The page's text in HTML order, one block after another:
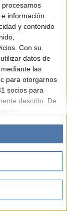
procesamos
información
y contenido
Con su
datos de
las
para otorgarnos
socios para
descrito. De
su
datos
pero usted
Sus
reservados
5346433